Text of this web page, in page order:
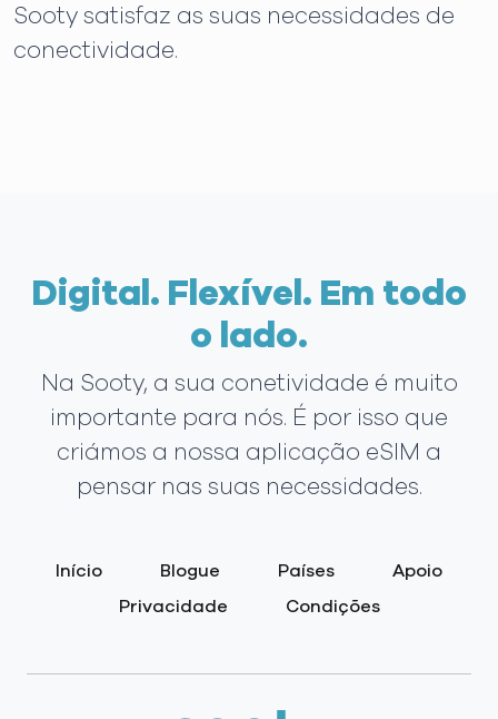
Sooty satisfaz as suas necessidades de
conectividade.
Digital. Flexível. Em todo
o lado.
Na Sooty, a sua conetividade é muito
importante para nós. É por isso que
criámos a nossa aplicação eSIM a
pensar nas suas necessidades.
Início Blogue Países
Apoio
Privacidade
Condições